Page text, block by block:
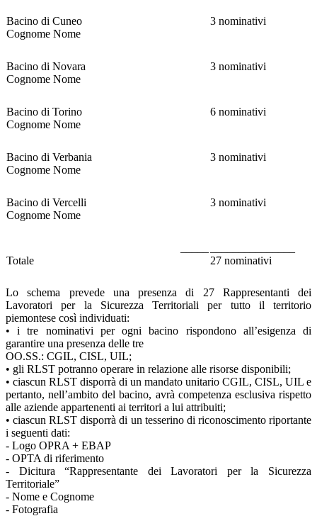
Bacino di Cuneo
Cognome Nome
3 nominativi
Bacino di Novara
Cognome Nome
3 nominativi
Bacino di Torino
Cognome Nome
6 nominativi
Bacino di Verbania
Cognome Nome
3 nominativi
Bacino di Vercelli
Cognome Nome
3 nominativi
Totale
27 nominativi
Lo schema prevede una presenza di 27 Rappresentanti dei
Lavoratori per la Sicurezza Territoriali per tutto il territorio
piemontese così individuati:
• i tre nominativi per ogni bacino rispondono all’esigenza di
garantire una presenza delle tre
OO.SS.: CGIL, CISL, UIL;
• gli RLST potranno operare in relazione alle risorse disponibili;
• ciascun RLST disporrà di un mandato unitario CGIL, CISL, UIL e
pertanto, nell’ambito del bacino, avrà competenza esclusiva rispetto
alle aziende appartenenti ai territori a lui attribuiti;
• ciascun RLST disporrà di un tesserino di riconoscimento riportante
i seguenti dati:
- Logo OPRA + EBAP
- OPTA di riferimento
- Dicitura “Rappresentante dei Lavoratori per la Sicurezza
Territoriale”
- Nome e Cognome
- Fotografia